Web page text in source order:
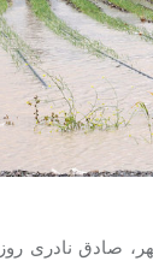
آبان
ایمپلنت
صادق نادری